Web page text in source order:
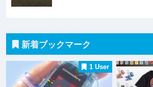
新着ブックマーク
1 User